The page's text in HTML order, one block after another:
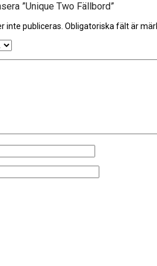
”Unique Two Fällbord”
inte publiceras. Obligatoriska fält är